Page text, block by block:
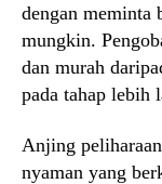
dengan meminta
mungkin.
dan murah
pada tahap lebih
Anjing
nyaman yang